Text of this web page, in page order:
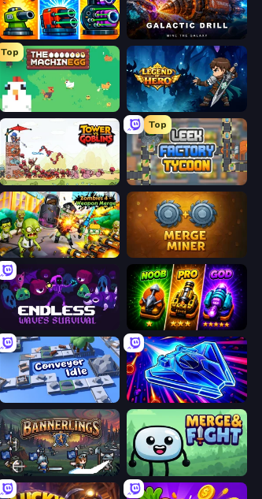
Pumpkin Defense: Merge Cannon Galactic Drill
Top
The MachinEGG Legend of Hero
Tower vs Goblins
Top
Leek Factory Tycoon
Zombies 4 Weapon Merge Merge Miner
Endless Waves Survival Merge Survival
Conveyor Idle Stellar Swarm
Bannerlings Merge & Fight